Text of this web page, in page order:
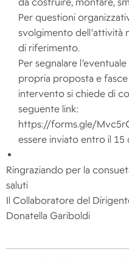
da costruire, montare,
Per questioni
svolgimento dell’attività
di riferimento.
Per segnalare
propria proposta e
intervento si chiede di
seguente link:
https://forms.gle/
essere inviato entro il 15
Ringraziando per la
saluti
Il Collaboratore del
Donatella Gariboldi